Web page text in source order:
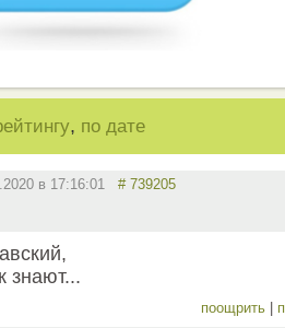
, по дате
в 17:16:01 # 739205
знают...
поощрить |